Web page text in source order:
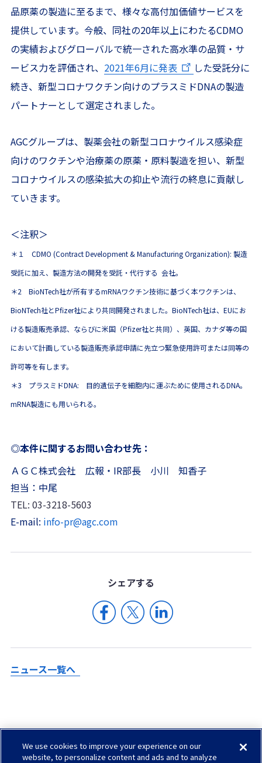
品原薬の製造に至るまで、様々な高付加価値サービスを
提供しています。今般、同社の20年以上にわたるCDMO
の実績およびグローバルで統一された高水準の品質・サ
ービス力を評価され、 2021年6月に発表
した受託分に
続き、新型コロナワクチン向けのプラスミドDNAの製造
パートナーとして選定されました。
AGCグループは、製薬会社の新型コロナウイルス感染症
向けのワクチンや治療薬の原薬・原料製造を担い、新型
コロナウイルスの感染拡大の抑止や流行の終息に貢献し
ていきます。
＜注釈＞
＊１ CDMO (Contract Development & Manufacturing Organization): 製造
受託に加え、製造方法の開発を受託・代行する 会社。
＊2
BioNTech社が所有するmRNAワクチン技術に基づく本ワクチンは、
BioNTech社とPfizer社により共同開発されました。BioNTech社は、EUにお
ける製造販売承認、ならびに米国（Pfizer社と共同）、英国、カナダ等の国
において計画している製造販売承認申請に先立つ緊急使用許可または同等の
許可等を有します。
＊3
プラスミドDNA: 目的遺伝子を細胞内に運ぶために使用されるDNA。
mRNA製造にも用いられる。
◎本件に関するお問い合わせ先：
ＡＧＣ株式会社 広報・IR部長 小川 知香子
担当：中尾
TEL: 03-3218-5603
E-mail: info-pr@agc.com
シェアする
ニュース一覧へ
Check in AGC
We use cookies to improve your experience on our
website, to personalize content and ads and to analyze